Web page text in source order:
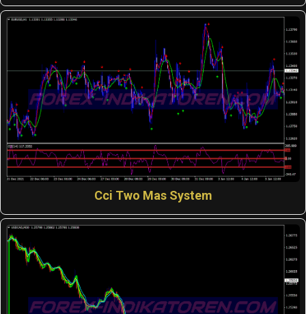
Cci Two Mas System